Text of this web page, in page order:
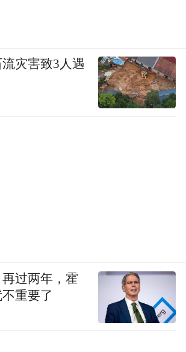
灾害致3人遇
过两年，霍
重要了